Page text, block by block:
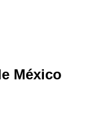
México